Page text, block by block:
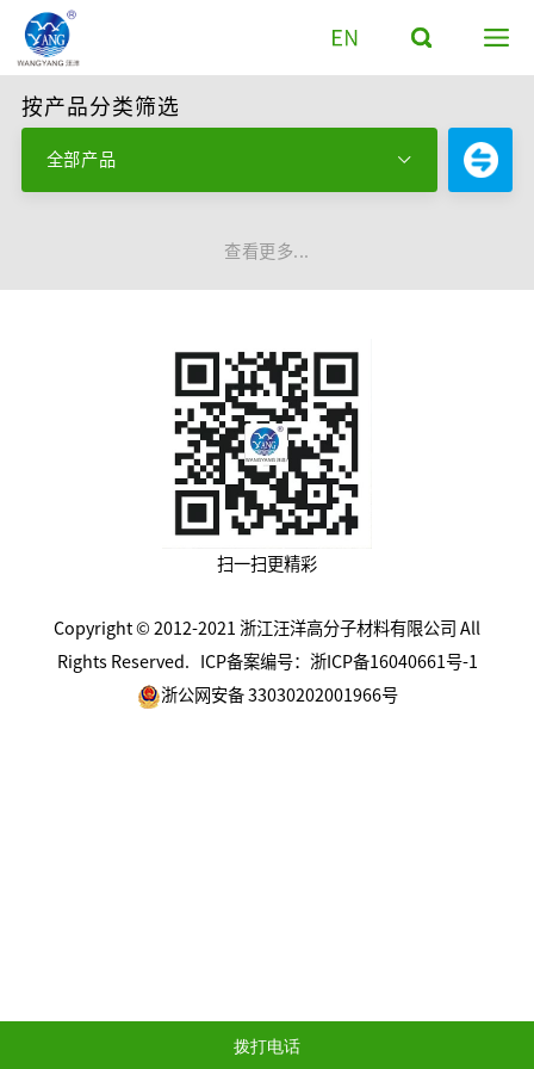
按产品分类筛选
全部产品 
查看更多...
扫一扫更精彩
Copyright © 2012-2021 浙江汪洋高分子材料有限公司 All
Rights Reserved.
ICP备案编号：浙ICP备16040661号-1
浙公网安备 33030202001966号
拨打电话